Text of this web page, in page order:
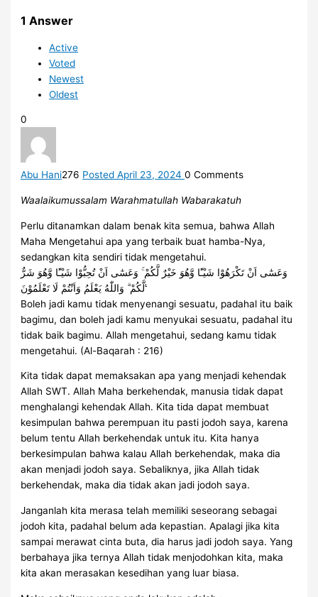
1 Answer
Active
Voted
Newest
Oldest
0
Abu Hani276 Posted April 23, 20240 Comments
Waalaikumussalam Warahmatullah Wabarakatuh
Perlu ditanamkan dalam benak kita semua, bahwa Allah
Maha Mengetahui apa yang terbaik buat hamba-Nya,
sedangkan kita sendiri tidak mengetahui.
وَعَسٰٓى اَنْ تَكْرَهُوْا شَيْـًٔا وَّهُوَ خَيْرٌ لَّكُمْ ۚ وَعَسٰٓى اَنْ تُحِبُّوْا شَيْـًٔا وَّهُوَ شَرٌّ
لَّكُمْ ۗ وَاللّٰهُ يَعْلَمُ وَاَنْتُمْ لَا تَعْلَمُوْنَ ࣖ
Boleh jadi kamu tidak menyenangi sesuatu, padahal itu baik
bagimu, dan boleh jadi kamu menyukai sesuatu, padahal itu
tidak baik bagimu. Allah mengetahui, sedang kamu tidak
mengetahui. (Al-Baqarah : 216)
Kita tidak dapat memaksakan apa yang menjadi kehendak
Allah SWT. Allah Maha berkehendak, manusia tidak dapat
menghalangi kehendak Allah. Kita tida dapat membuat
kesimpulan bahwa perempuan itu pasti jodoh saya, karena
belum tentu Allah berkehendak untuk itu. Kita hanya
berkesimpulan bahwa kalau Allah berkehendak, maka dia
akan menjadi jodoh saya. Sebaliknya, jika Allah tidak
berkehendak, maka dia tidak akan jadi jodoh saya.
Janganlah kita merasa telah memiliki seseorang sebagai
jodoh kita, padahal belum ada kepastian. Apalagi jika kita
sampai merawat cinta buta, dia harus jadi jodoh saya. Yang
berbahaya jika ternya Allah tidak menjodohkan kita, maka
kita akan merasakan kesedihan yang luar biasa.